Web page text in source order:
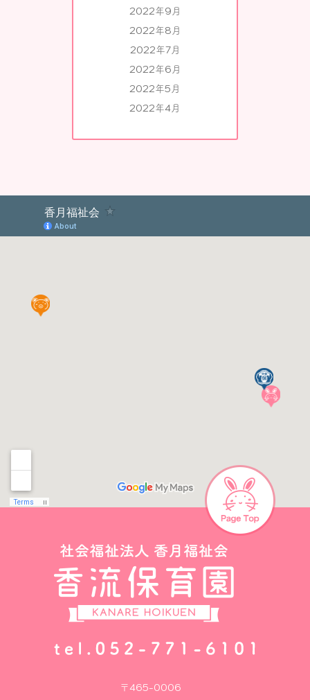
2022年9月
2022年8月
2022年7月
2022年6月
2022年5月
2022年4月
〒465-0006